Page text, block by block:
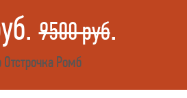
9500 руб.
Ромб